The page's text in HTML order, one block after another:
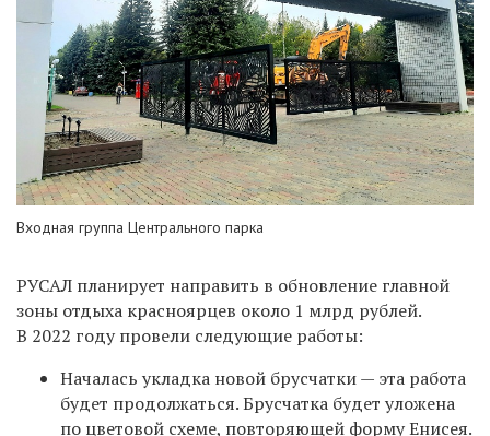
Входная группа Центрального парка
РУСАЛ планирует направить в обновление главной
зоны отдыха красноярцев около 1 млрд рублей.
В 2022 году провели следующие работы:
Началась укладка новой брусчатки — эта работа
будет продолжаться. Брусчатка будет уложена
по цветовой схеме, повторяющей форму Енисея.